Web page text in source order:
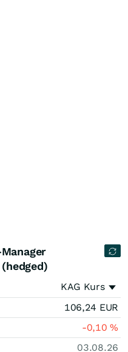
KAG Kurs
106,24 EUR
-0,10%
03.08.26